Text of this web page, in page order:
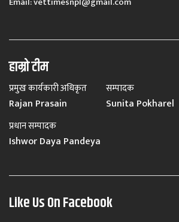
हाम्रो टीम
प्रमुख कार्यकारी अधिकृत
Rajan Prasain
सम्पादक
Sunita Pokharel
प्रधान सम्पादक
Ishwor Daya Pandeya
Like Us On Facebook